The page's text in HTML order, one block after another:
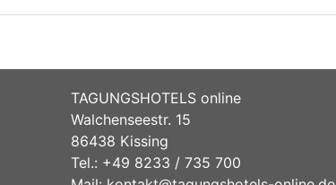
TAGUNGSHOTELS online
Walchenseestr. 15
86438 Kissing
Tel.: +49 8233 / 735 700